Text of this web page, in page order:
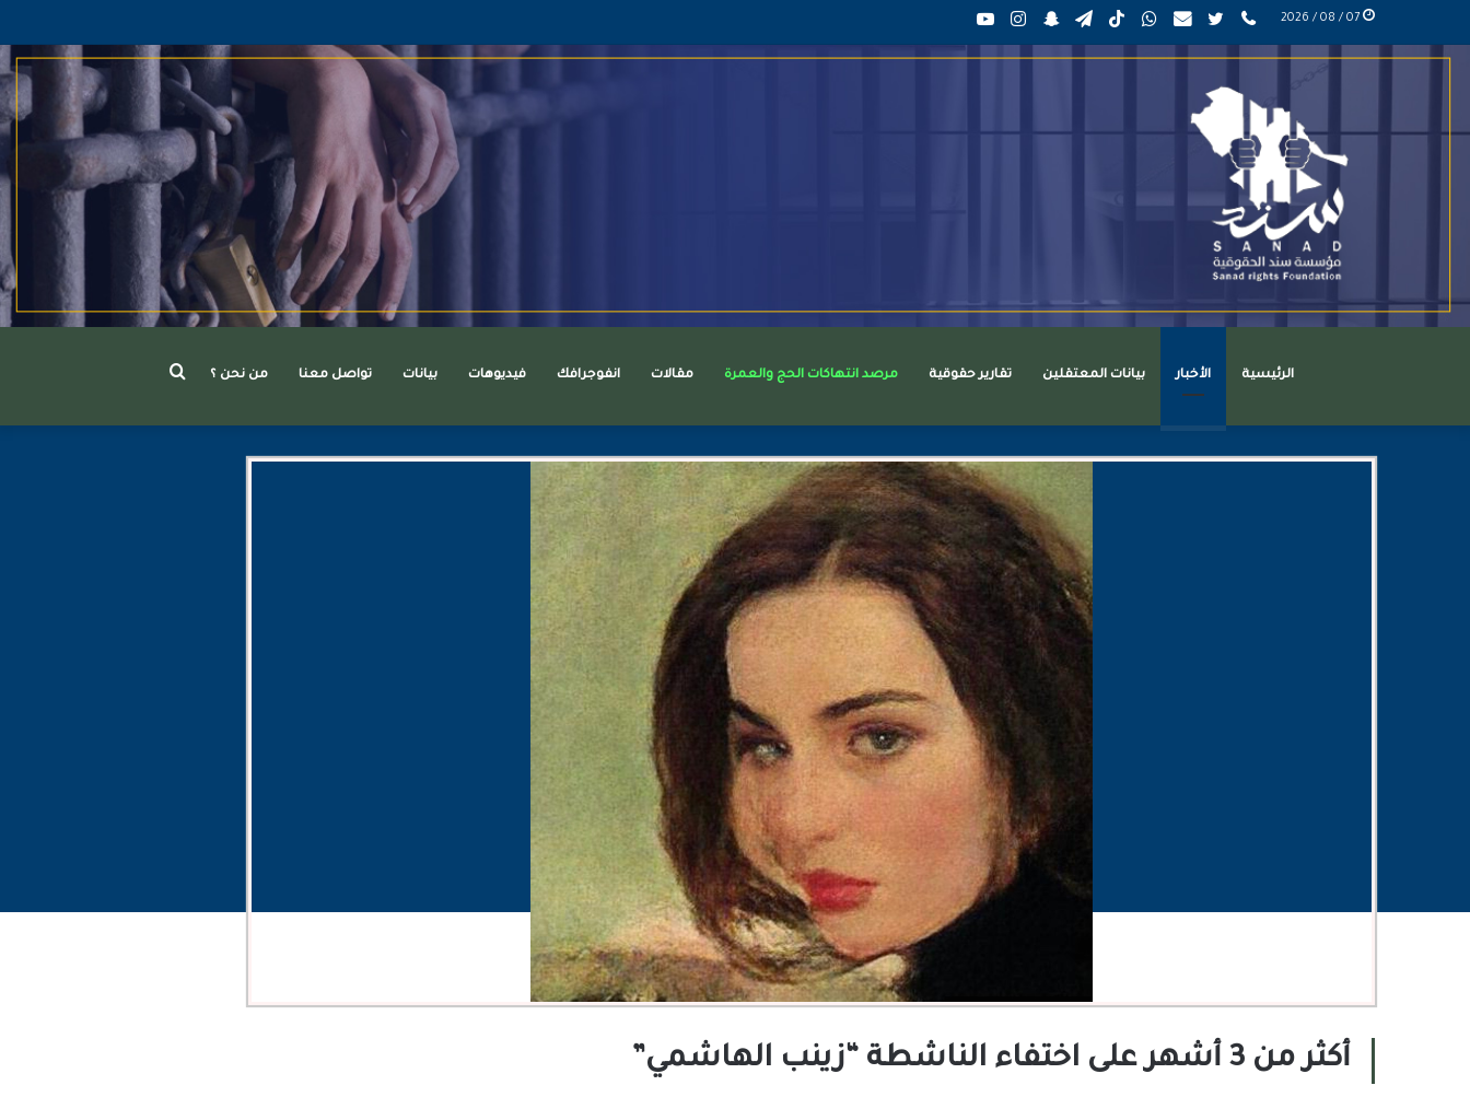
انستقرام سناب
تشات
تيلقرامTikTokواتساب mail تويتر
عربي
phone
الرئيسية الأخبار بيانات المعتقلين تقارير حقوقية مرصد انتهاكات الحج والعمرة مقالات انفوجرافك فيديوهات بيانات تواصل معنا من نحن ؟
أكثر من 3 أشهر على اختفاء الناشطة “زينب الهاشمي”